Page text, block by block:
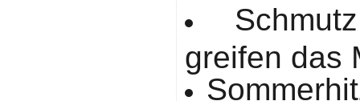
greifen das